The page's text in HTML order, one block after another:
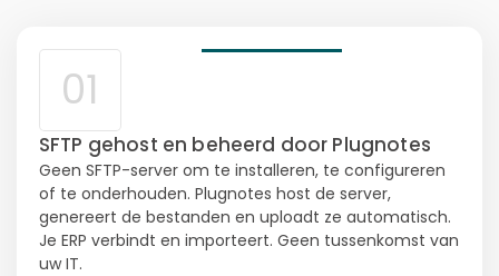
01
SFTP gehost en beheerd door Plugnotes
Geen SFTP-server om te installeren, te configureren
of te onderhouden. Plugnotes host de server,
genereert de bestanden en uploadt ze automatisch.
Je ERP verbindt en importeert. Geen tussenkomst van
uw IT.